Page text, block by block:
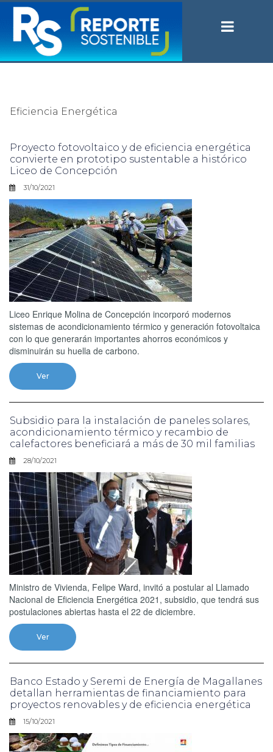
Eficiencia Energética
Proyecto fotovoltaico y de eficiencia energética
convierte en prototipo sustentable a histórico
Liceo de Concepción
31/10/2021
Liceo Enrique Molina de Concepción incorporó modernos
sistemas de acondicionamiento térmico y generación fotovoltaica
con lo que generarán importantes ahorros económicos y
disminuirán su huella de carbono.
Ver
Subsidio para la instalación de paneles solares,
acondicionamiento térmico y recambio de
calefactores beneficiará a más de 30 mil familias
28/10/2021
Ministro de Vivienda, Felipe Ward, invitó a postular al Llamado
Nacional de Eficiencia Energética 2021, subsidio, que tendrá sus
postulaciones abiertas hasta el 22 de diciembre.
Ver
Banco Estado y Seremi de Energía de Magallanes
detallan herramientas de financiamiento para
proyectos renovables y de eficiencia energética
15/10/2021